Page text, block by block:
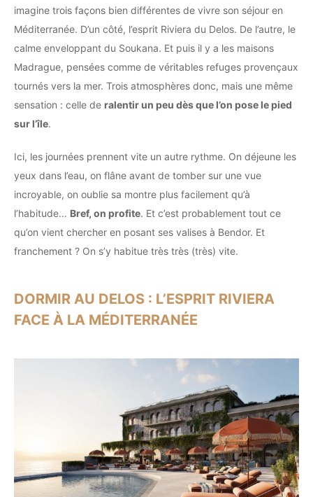
imagine trois façons bien différentes de vivre son séjour en
Méditerranée. D’un côté, l’esprit Riviera du Delos. De l’autre, le
calme enveloppant du Soukana. Et puis il y a les maisons
Madrague, pensées comme de véritables refuges provençaux
tournés vers la mer. Trois atmosphères donc, mais une même
sensation : celle de ralentir un peu dès que l’on pose le pied
sur l’île.
Ici, les journées prennent vite un autre rythme. On déjeune les
yeux dans l’eau, on flâne avant de tomber sur une vue
incroyable, on oublie sa montre plus facilement qu’à
l’habitude… Bref, on profite. Et c’est probablement tout ce
qu’on vient chercher en posant ses valises à Bendor. Et
franchement ? On s’y habitue très très (très) vite.
DORMIR AU DELOS : L’ESPRIT RIVIERA
FACE À LA MÉDITERRANÉE